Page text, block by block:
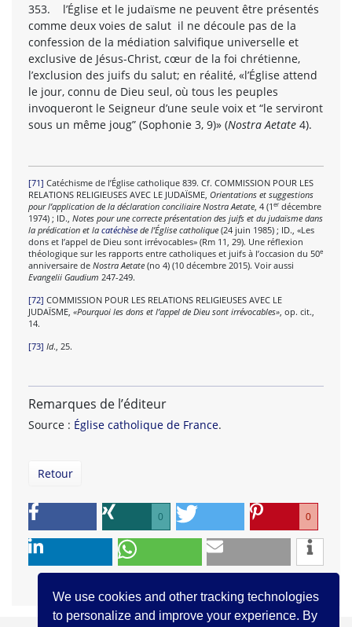
We use cookies and other tracking technologies
to personalize and improve your experience. By
353. l’Église et le judaïsme ne peuvent être présentés
comme deux voies de salut il ne découle pas de la
confession de la médiation salvifique universelle et
exclusive de Jésus-Christ, cœur de la foi chrétienne,
l’exclusion des juifs du salut; en réalité, «l’Église attend
le jour, connu de Dieu seul, où tous les peuples
invoqueront le Seigneur d’une seule voix et “le serviront
sous un même joug” (Sophonie 3, 9)» (Nostra Aetate 4).
[71] Catéchisme de l’Église catholique 839. Cf. COMMISSION POUR LES
RELATIONS RELIGIEUSES AVEC LE JUDAÏSME, Orientations et suggestions
pour l’application de la déclaration conciliaire Nostra Aetate , 4 (1 er décembre
1974) ; ID., Notes pour une correcte présentation des juifs et du judaïsme dans
la prédication et la catéchèse de l’Église catholique (24 juin 1985) ; ID., «Les
dons et l’appel de Dieu sont irrévocables» (Rm 11, 29). Une réflexion
théologique sur les rapports entre catholiques et juifs à l’occasion du 50e
anniversaire de Nostra Aetate (no 4) (10 décembre 2015). Voir aussi
Evangelii Gaudium 247-249.
[72] COMMISSION POUR LES RELATIONS RELIGIEUSES AVEC LE
JUDAÏSME, «Pourquoi les dons et l’appel de Dieu sont irrévocables» , op. cit.,
14.
[73] Id., 25.
Remarques de l’éditeur
Source : Église catholique de France.
Retour
0 0